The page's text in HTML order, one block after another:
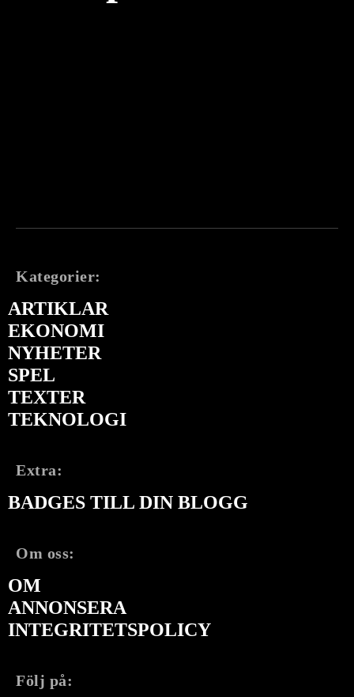
Kategorier:
ARTIKLAR
EKONOMI
NYHETER
SPEL
TEXTER
TEKNOLOGI
Extra:
BADGES TILL DIN BLOGG
Om oss:
OM
ANNONSERA
INTEGRITETSPOLICY
Följ på: